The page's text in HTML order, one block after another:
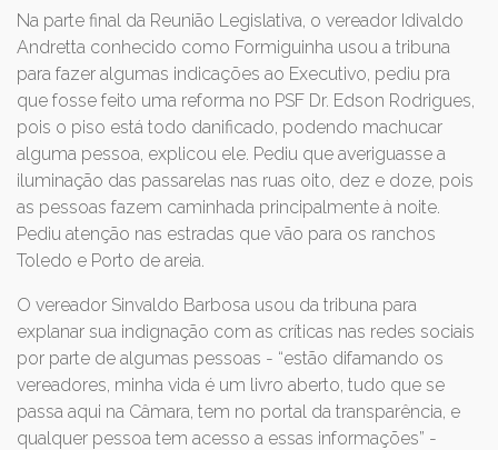
Na parte final da Reunião Legislativa, o vereador Idivaldo
Andretta conhecido como Formiguinha usou a tribuna
para fazer algumas indicações ao Executivo, pediu pra
que fosse feito uma reforma no PSF Dr. Edson Rodrigues,
pois o piso está todo danificado, podendo machucar
alguma pessoa, explicou ele. Pediu que averiguasse a
iluminação das passarelas nas ruas oito, dez e doze, pois
as pessoas fazem caminhada principalmente à noite.
Pediu atenção nas estradas que vão para os ranchos
Toledo e Porto de areia.
O vereador Sinvaldo Barbosa usou da tribuna para
explanar sua indignação com as críticas nas redes sociais
por parte de algumas pessoas - “estão difamando os
vereadores, minha vida é um livro aberto, tudo que se
passa aqui na Câmara, tem no portal da transparência, e
qualquer pessoa tem acesso a essas informações” -